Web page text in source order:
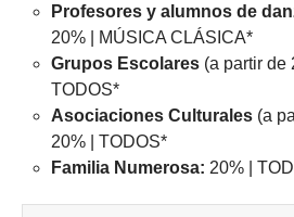
Profesores y alumnos de
20% | MÚSICA CLÁSICA*
Grupos Escolares (a partir de
TODOS*
Asociaciones Culturales (a
20% | TODOS*
Familia Numerosa: 20% |